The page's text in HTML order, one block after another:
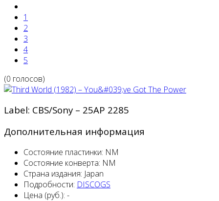
1
2
3
4
5
(0 голосов)
Label: CBS/Sony ‎– 25AP 2285
Дополнительная информация
Состояние пластинки: NM
Состояние конверта: NM
Страна издания: Japan
Подробности: DISCOGS
Цена (руб.): -